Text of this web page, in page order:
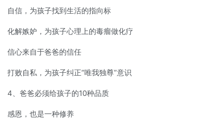
自信，为孩子找到生活的指向标
化解嫉妒，为孩子心理上的毒瘤做化疗
信心来自于爸爸的信任
打败自私，为孩子纠正“唯我独尊”意识
4、爸爸必须给孩子的10种品质
感恩，也是一种修养